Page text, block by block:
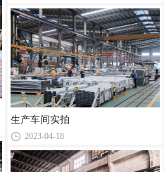
生产车间实拍
2023-04-18